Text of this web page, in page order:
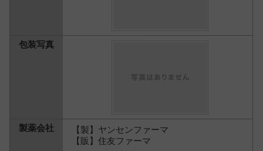
【製】ヤンセンファーマ
【販】住友ファーマ